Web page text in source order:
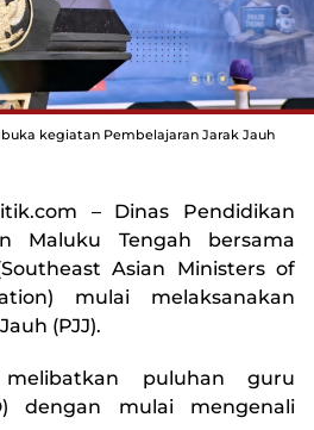
kegiatan Pembelajaran Jarak Jauh
– Dinas Pendidikan
Maluku Tengah bersama
Asian Ministers of
mulai melaksanakan
(PJJ).
puluhan guru
dengan mulai mengenali